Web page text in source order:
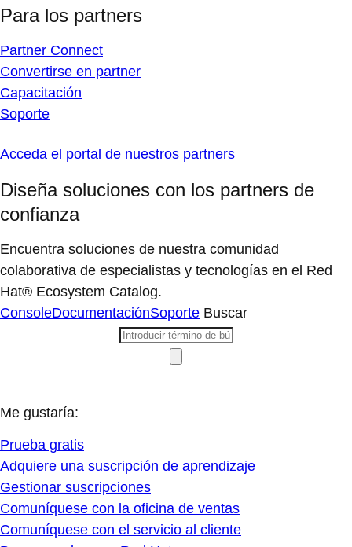
Para los partners
Partner Connect
Convertirse en partner
Capacitación
Soporte
Acceda el portal de nuestros partners
Diseña soluciones con los partners de
confianza
Encuentra soluciones de nuestra comunidad
colaborativa de especialistas y tecnologías en el Red
Hat® Ecosystem Catalog.
ConsoleDocumentaciónSoporte Buscar
Me gustaría:
Prueba gratis
Adquiere una suscripción de aprendizaje
Gestionar suscripciones
Comuníquese con la oficina de ventas
Comuníquese con el servicio al cliente